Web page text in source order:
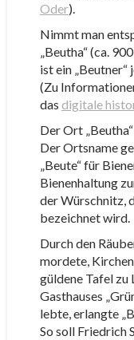
Oder).
Nimmt man
„Beutha“ (ca.
ist ein „Beutner“
(Zu
das digitale
Der Ort
Der Ortsname
„Beute“ für
Bienenhaltung
der Würschnitz,
bezeichnet wird.
Durch den
mordete,
güldene Tafel zu
Gasthauses
lebte, erlangte
So soll Friedrich